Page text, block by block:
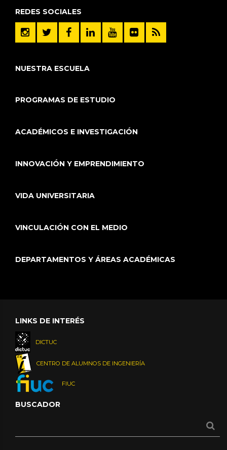
REDES SOCIALES
NUESTRA ESCUELA
PROGRAMAS DE ESTUDIO
ACADÉMICOS E INVESTIGACIÓN
INNOVACIÓN Y EMPRENDIMIENTO
VIDA UNIVERSITARIA
VINCULACIÓN CON EL MEDIO
DEPARTAMENTOS Y ÁREAS ACADÉMICAS
LINKS DE INTERÉS
DICTUC
CENTRO DE ALUMNOS DE INGENIERÍA
FIUC
BUSCADOR